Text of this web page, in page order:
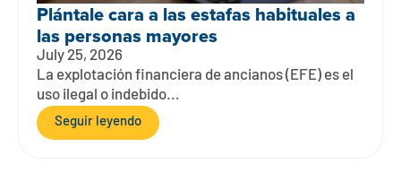
Plántale cara a las estafas habituales a
las personas mayores
July 25, 2026
La explotación financiera de ancianos (EFE) es el
uso ilegal o indebido...
Seguir leyendo